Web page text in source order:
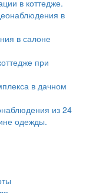
в коттедже.
в
в салоне
при
в дачном
из 24
одежды.